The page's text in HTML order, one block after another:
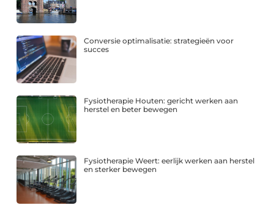
Conversie optimalisatie: strategieën voor
succes
Fysiotherapie Houten: gericht werken aan
herstel en beter bewegen
Fysiotherapie Weert: eerlijk werken aan herstel
en sterker bewegen